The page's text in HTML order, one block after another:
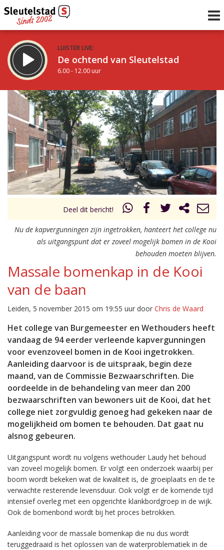
LUISTER LIVE:
De ochtend van Sleutelstad
6.00 - 12.00 uur
STRAKS:
De middag van Sleutelstad
12.00 - 19.00 uur
Vorig uur
uur 1 van 0 Volgend uur
Inklappen
Deel dit bericht!
Nu de kapvergunningen zijn ingetrokken, hanteert het college nu
als uitgangspunt dat er zoveel mogelijk bomen in de Kooi
behouden moeten blijven.
Massale bomenkap in de Kooi
van de baan
Leiden, 5 november 2015 om 19:55 uur door Chris de Waard
Het college van Burgemeester en Wethouders heeft
vandaag de 94 eerder verleende kapvergunningen
voor evenzoveel bomen in de Kooi ingetrokken.
Aanleiding daarvoor is de uitspraak, begin deze
maand, van de Commissie Bezwaarschriften. Die
oordeelde in de behandeling van meer dan 200
bezwaarschriften van bewoners uit de Kooi, dat het
college niet zorgvuldig genoeg had gekeken naar de
mogelijkheid om bomen te behouden. Dat gaat nu
alsnog gebeuren.
Uitgangspunt wordt nu volgens wethouder Laudy het behoud
van zoveel mogelijk bomen. Er volgt een onderzoek waarbij per
boom wordt bekeken wat de kwaliteit is, de groeiplaats en de te
verwachte resterende levensduur. Ook volgt er de komende tijd
intensief overleg met een opgerichte klankbordgroep in de wijk.
Ook de bomenbond wordt bij het proces betrokken.
Aanleiding voor de massale bomenkap die nu dus wordt
teruggedraaid is het oplossen van de waterproblematiek in de